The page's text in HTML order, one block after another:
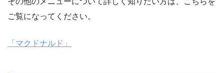
ご覧になってください。
「マクドナルド」